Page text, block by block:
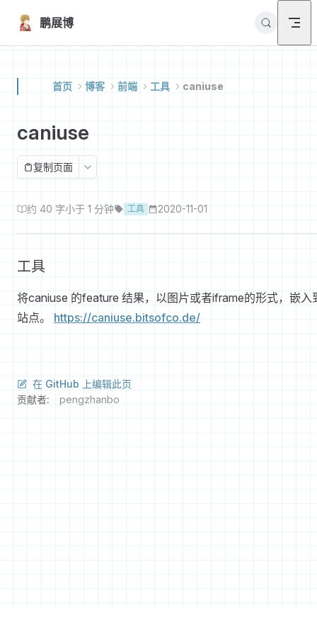
Skip to content
鹏展博
首页 博客 前端 工具 caniuse
caniuse
复制页面
约 40 字小于 1 分钟 工具 2020-11-01
工具
将caniuse 的feature 结果，以图片或者iframe的形式，嵌入
站点。 https://caniuse.bitsofco.de/
在 GitHub 上编辑此页
贡献者:
pengzhanbo